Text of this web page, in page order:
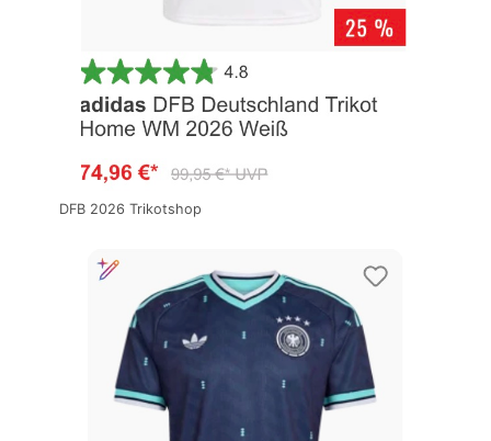
DFB 2026 Trikotshop